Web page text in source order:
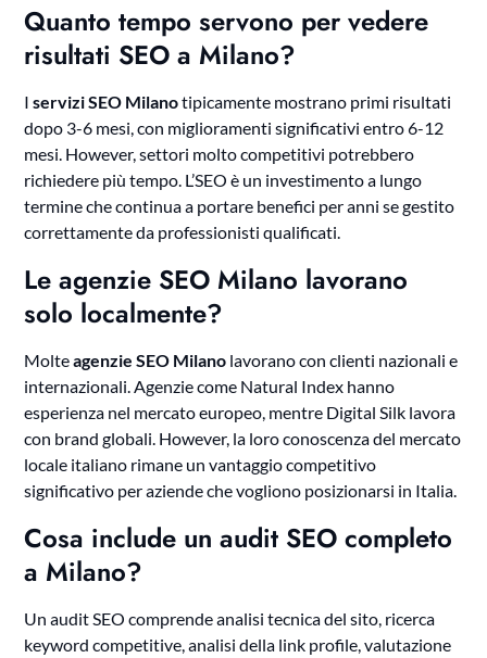
Quanto tempo servono per vedere
risultati SEO a Milano?
Iservizi SEO Milanotipicamente mostrano primi risultati
dopo 3-6 mesi, con miglioramenti significativi entro 6-12
mesi. However, settori molto competitivi potrebbero
richiedere più tempo. L’SEO è un investimento a lungo
termine che continua a portare benefici per anni se gestito
correttamente da professionisti qualificati.
Le agenzie SEO Milano lavorano
solo localmente?
Molteagenzie SEO Milano lavorano con clienti nazionali e
internazionali. Agenzie come Natural Index hanno
esperienza nel mercato europeo, mentre Digital Silk lavora
con brand globali. However, la loro conoscenza del mercato
locale italiano rimane un vantaggio competitivo
significativo per aziende che vogliono posizionarsi in Italia.
Cosa include un audit SEO completo
a Milano?
Un audit SEO comprende analisi tecnica del sito, ricerca
keyword competitive, analisi della link profile, valutazione